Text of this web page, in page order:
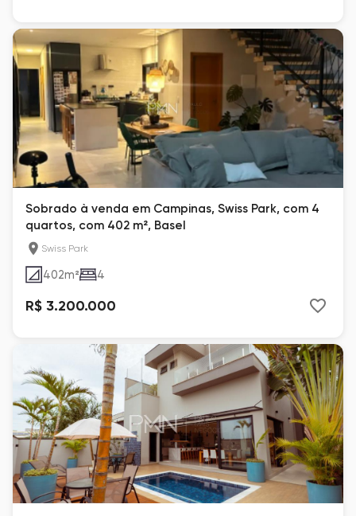
Sobrado à venda em Campinas, Swiss Park, com 4
quartos, com 402 m², Basel
Swiss Park
402m² 4
R$ 3.200.000